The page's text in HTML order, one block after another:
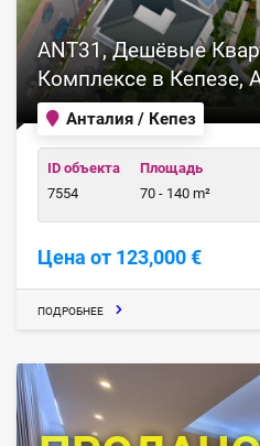
Анталия / Кепез
ANT31, Дешёвые
Комплексе в Кепезе,
ID объекта
7554
Площадь
70 - 140 m²
Цена от 123,000 €
ПОДРОБНЕЕ